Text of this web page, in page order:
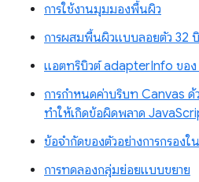
การใช้งานมุมมองพื้นผิว
การผสมพื้นผิวแบบลอยตัว 32
แอตทริบิวต์ adapterInfo ของ
การกำหนดค่าบริบท Canvas
ทำให้เกิดข้อผิดพลาด
ข้อจำกัดของตัวอย่างการกรองใ
การทดลองกลุ่มย่อยแบบขยาย